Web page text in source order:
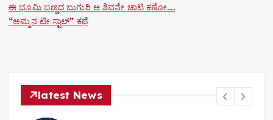
ಈ ಭೂಮಿ ಬಣ್ಣದ ಬುಗುರಿ ಆ ಶಿವನೇ ಚಾಟಿ ಕಣೋ….
“ಅಮ್ಮನ ಟೀ ಸ್ಟಾಲ್” ಕಥೆ
latest News